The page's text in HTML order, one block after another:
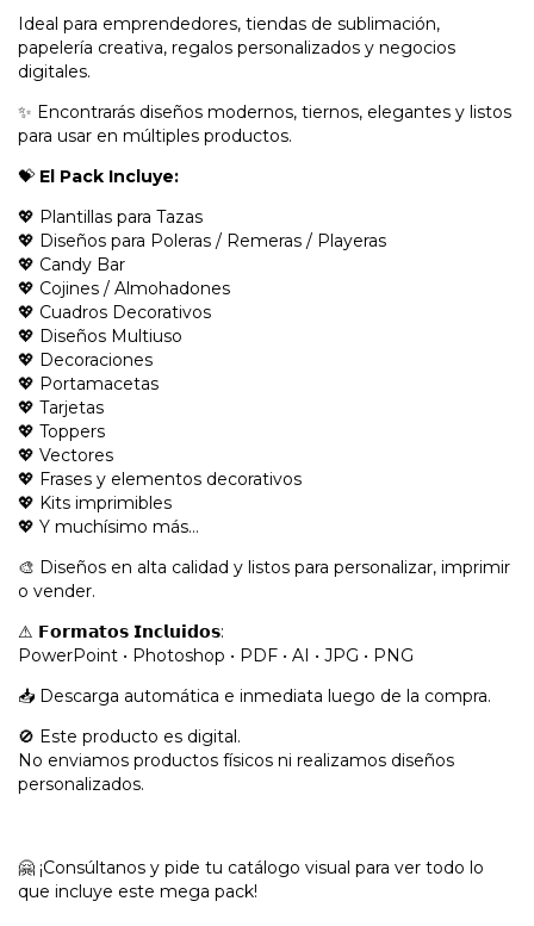
Ideal para emprendedores, tiendas de sublimación,
papelería creativa, regalos personalizados y negocios
digitales.
✨ Encontrarás diseños modernos, tiernos, elegantes y listos
para usar en múltiples productos.
💝 El Pack Incluye:
💖 Plantillas para Tazas
💖 Diseños para Poleras / Remeras / Playeras
💖 Candy Bar
💖 Cojines / Almohadones
💖 Cuadros Decorativos
💖 Diseños Multiuso
💖 Decoraciones
💖 Portamacetas
💖 Tarjetas
💖 Toppers
💖 Vectores
💖 Frases y elementos decorativos
💖 Kits imprimibles
💖 Y muchísimo más…
🎨 Diseños en alta calidad y listos para personalizar, imprimir
o vender.
⚠ 𝗙𝗼𝗿𝗺𝗮𝘁𝗼𝘀 𝗜𝗻𝗰𝗹𝘂𝗶𝗱𝗼𝘀:
PowerPoint • Photoshop • PDF • AI • JPG • PNG
📥 Descarga automática e inmediata luego de la compra.
🚫 Este producto es digital.
No enviamos productos físicos ni realizamos diseños
personalizados.
🤗 ¡Consúltanos y pide tu catálogo visual para ver todo lo
que incluye este mega pack!